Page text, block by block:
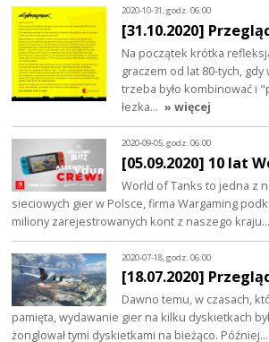
2020-10-31, godz. 06:00
[31.10.2020]
Na początek krótka
graczem od lat 80-tych,
trzeba było kombinować i
łezka… » więcej
2020-09-05, godz. 06:00
[05.09.2020] 10 lat
World of Tanks to jedna z
sieciowych gier w Polsce, firma Wargaming
miliony zarejestrowanych kont z naszego kraju…
2020-07-18, godz. 06:00
[18.07.2020]
Dawno temu, w czasach,
pamięta, wydawanie gier na kilku dyskietkach
żonglował tymi dyskietkami na bieżąco. Później…